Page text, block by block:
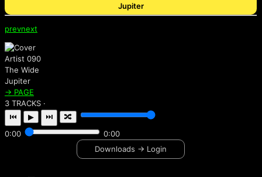
Jupiter
prevnext
Artist 090
The Wide
Jupiter
→ PAGE
3 TRACKS ·
⏮ ▶ ⏭ 🔀
0:00
0:00
Downloads → Login